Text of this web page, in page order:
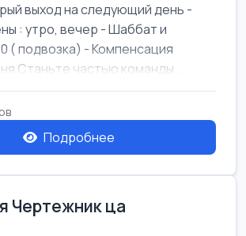
выход на следующий день -
: утро, вечер - Шаббат и
( подвозка) - Компенсация
Станьте частью команды ...
Подробнее
Чертежник ца